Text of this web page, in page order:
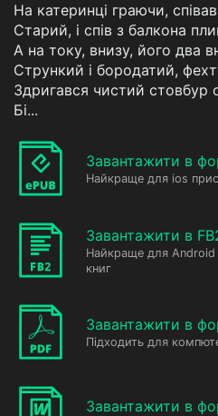
На катеринці граючи, співав
Старий, і спів з балкона
А на току, внизу, його два
Стрункий і бородатий,
Здригався чистий стовбур
Бі...
Завантажити в
Найкраще для ios
Завантажити в
Найкраще для Android
книг
Завантажити в
Підходить для
Завантажити в